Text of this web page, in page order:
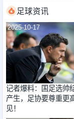
足球资讯
2025-10-17
记者爆料：国足选帅
产生，足协要尊重更
见！